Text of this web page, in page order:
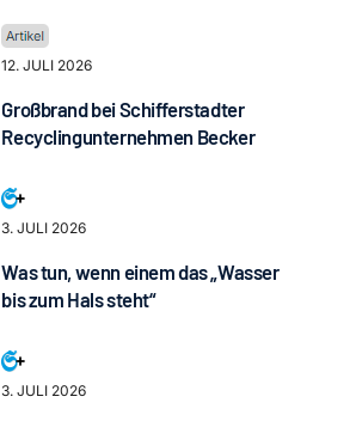
12. JULI 2026
Großbrand bei Schifferstadter
Recyclingunternehmen Becker
3. JULI 2026
Was tun, wenn einem das „Wasser
bis zum Hals steht“
3. JULI 2026